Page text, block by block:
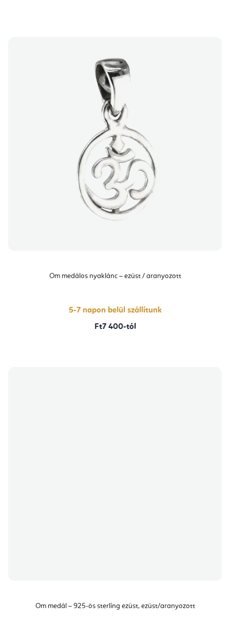
Om medálos nyaklánc – ezüst / aranyozott
5-7 napon belül szállítunk
Ft7 400-tól
Om medál – 925-ös sterling ezüst, ezüst/aranyozott